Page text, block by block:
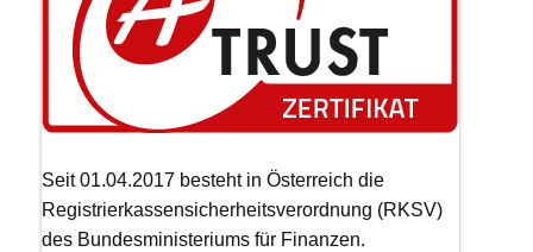
Seit 01.04.2017 besteht in Österreich die
Registrierkassensicherheitsverordnung (RKSV)
des Bundesministeriums für Finanzen.